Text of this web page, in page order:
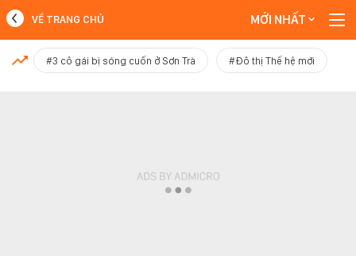
MỚI NHẤT
VỀ TRANG CHỦ MỚI NHẤT
#3 cô gái bị sóng cuốn ở Sơn Trà #Đô thị Thế hệ mới